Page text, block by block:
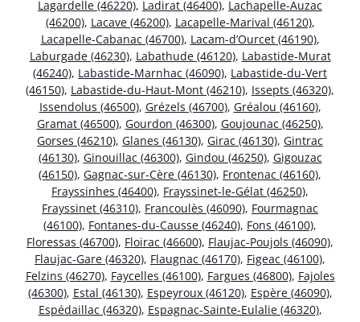
Lagardelle (46220), Ladirat (46400), Lachapelle-Auzac
(46200), Lacave (46200), Lacapelle-Marival (46120),
Lacapelle-Cabanac (46700), Lacam-d’Ourcet (46190),
Laburgade (46230), Labathude (46120), Labastide-Murat
(46240), Labastide-Marnhac (46090), Labastide-du-Vert
(46150), Labastide-du-Haut-Mont (46210), Issepts (46320),
Issendolus (46500), Grézels (46700), Gréalou (46160),
Gramat (46500), Gourdon (46300), Goujounac (46250),
Gorses (46210), Glanes (46130), Girac (46130), Gintrac
(46130), Ginouillac (46300), Gindou (46250), Gigouzac
(46150), Gagnac-sur-Cère (46130), Frontenac (46160),
Frayssinhes (46400), Frayssinet-le-Gélat (46250),
Frayssinet (46310), Francoulès (46090), Fourmagnac
(46100), Fontanes-du-Causse (46240), Fons (46100),
Floressas (46700), Floirac (46600), Flaujac-Poujols (46090),
Flaujac-Gare (46320), Flaugnac (46170), Figeac (46100),
Felzins (46270), Faycelles (46100), Fargues (46800), Fajoles
(46300), Estal (46130), Espeyroux (46120), Espère (46090),
Espédaillac (46320), Espagnac-Sainte-Eulalie (46320),